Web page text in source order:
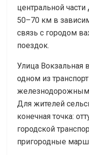
центральной
50–70 км в
связь с городом
поездок.
Улица Вокзальная
одном из
Для жителей
конечная точка:
городской
пригородные